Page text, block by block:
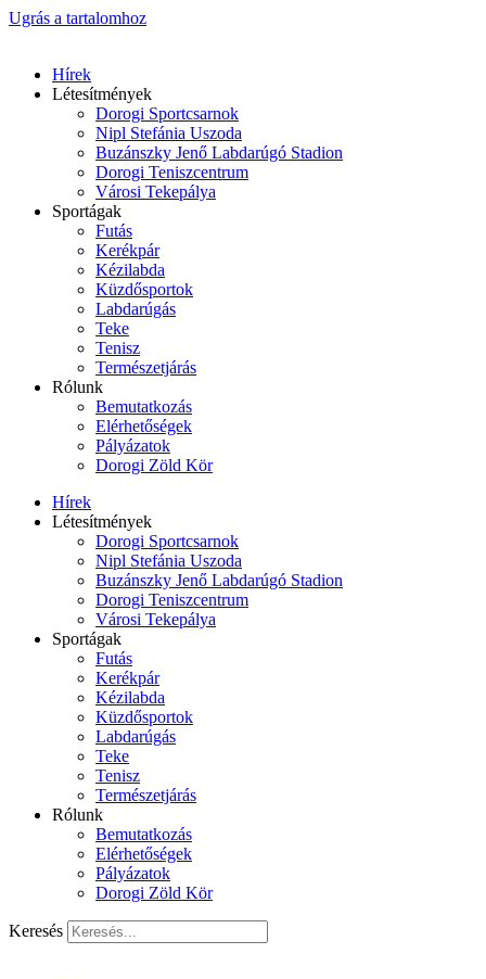
Ugrás a tartalomhoz
Hírek
Létesítmények
Dorogi Sportcsarnok
Nipl Stefánia Uszoda
Buzánszky Jenő Labdarúgó Stadion
Dorogi Teniszcentrum
Városi Tekepálya
Sportágak
Futás
Kerékpár
Kézilabda
Küzdősportok
Labdarúgás
Teke
Tenisz
Természetjárás
Rólunk
Bemutatkozás
Elérhetőségek
Pályázatok
Dorogi Zöld Kör
Hírek
Létesítmények
Dorogi Sportcsarnok
Nipl Stefánia Uszoda
Buzánszky Jenő Labdarúgó Stadion
Dorogi Teniszcentrum
Városi Tekepálya
Sportágak
Futás
Kerékpár
Kézilabda
Küzdősportok
Labdarúgás
Teke
Tenisz
Természetjárás
Rólunk
Bemutatkozás
Elérhetőségek
Pályázatok
Dorogi Zöld Kör
Keresés